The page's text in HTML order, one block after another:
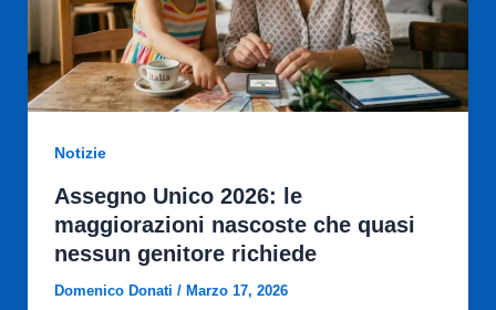
Notizie
Assegno Unico 2026: le
maggiorazioni nascoste che quasi
nessun genitore richiede
Domenico Donati / Marzo 17, 2026